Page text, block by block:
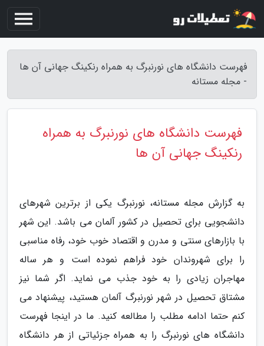
فهرست دانشگاه های نورنبرگ به همراه رنکینگ جهانی آن ها
- مجله مستانه
فهرست دانشگاه های نورنبرگ به همراه
رنکینگ جهانی آن ها
به گزارش مجله مستانه، نورنبرگ یکی از برترین شهرهای
دانشجویی برای تحصیل در کشور آلمان می باشد. این شهر
با بازارهای سنتی و مدرن و اقتصاد خوب خود، رفاه مناسبی
را برای شهروندان خود فراهم نموده است و هر ساله
مهاجران زیادی را به خود جذب می نماید. اگر شما نیز
مشتاق تحصیل در شهر نورنبرگ آلمان هستید، پیشنهاد می
کنم حتما ادامه مطلب را مطالعه کنید. ما در اینجا فهرست
دانشگاه های نورنبرگ را به همراه جزئیاتی از هر دانشگاه